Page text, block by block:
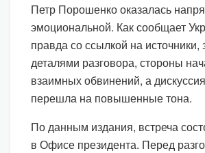
Петр Порошенко оказалась
эмоциональной. Как сообщает
правда со ссылкой на
деталями разговора, стороны
взаимных обвинений, а
перешла на повышенные тона.
По данным издания, встреча
в Офисе президента. Перед